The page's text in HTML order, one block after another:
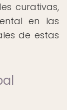
curativas,
en las
de estas